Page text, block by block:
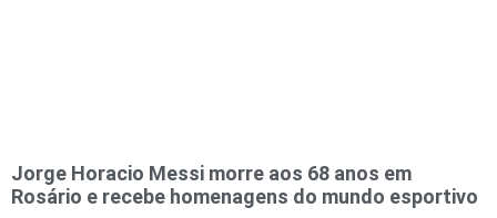
Jorge Horacio Messi morre aos 68 anos em
Rosário e recebe homenagens do mundo esportivo